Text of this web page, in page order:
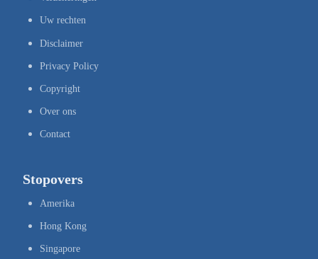
Uw rechten
Disclaimer
Privacy Policy
Copyright
Over ons
Contact
Stopovers
Amerika
Hong Kong
Singapore